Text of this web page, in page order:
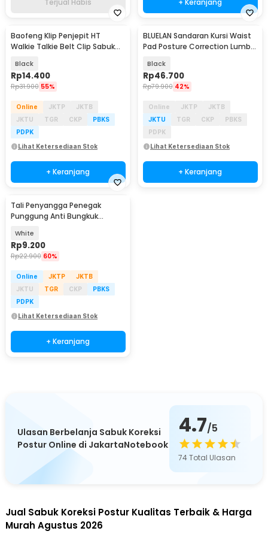
Baofeng Klip Penjepit HT
Walkie Talkie Belt Clip Sabuk
Black
Rp14.400
Rp31.900 55%
Online JKTP
JKTB
JKTU
TGR CKP
PBKS
PDPK
Lihat Ketersediaan Stok
+ Keranjang
BLUELAN Sandaran Kursi Waist
Pad Posture Correction Lumbar
Black
Rp46.700
Rp79.900 42%
Online JKTP
JKTB
JKTU
TGR CKP
PBKS
PDPK
Lihat Ketersediaan Stok
+ Keranjang
Tali Penyangga Penegak
Punggung Anti Bungkuk
White
Rp9.200
Rp22.900 60%
Online JKTP
JKTB
JKTU
TGR CKP
PBKS
PDPK
Lihat Ketersediaan Stok
+ Keranjang
Ulasan Berbelanja Sabuk Koreksi
Postur Online di JakartaNotebook
4.7/5
74Total Ulasan
Jual Sabuk Koreksi Postur Kualitas Terbaik & Harga
Murah Agustus 2026